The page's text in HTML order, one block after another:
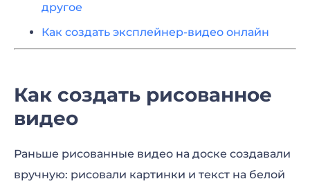
другое
Как создать эксплейнер-видео онлайн
Как создать рисованное
видео
Раньше рисованные видео на доске создавали
вручную: рисовали картинки и текст на белой